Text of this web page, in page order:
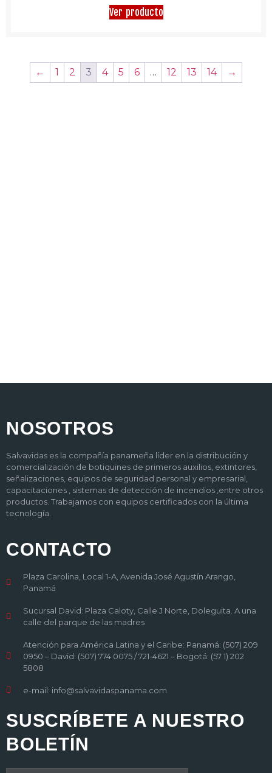
Ver producto
← 1 2 3 4 5 6 … 12 13 14 →
NOSOTROS
Salvavidas es la compañía panameña líder en la distribución y
comercialización de botiquines de primeros auxilios, extintores,
señalizaciones, equipos de seguridad personal y empresarial,
capacitaciones , sistemas de detección de incendios ,entre otros
productos. Trabajamos con equipos certificados con la última
tecnología.
CONTACTO
Plaza Carolina, Local 1-A, Avenida José Agustín Arango,
Panamá
Sucursal David: Plaza Caloty, Calle J Norte, Doleguita. A una
calle del parque de las madres
Atención para América Latina y el Caribe: Panamá: (507) 209
0950 – David: (507) 774 0075 / 721-4621 – Bogotá: (57 1) 202
5808
e-mail: info@salvavidaspanama.com
SUSCRÍBETE A NUESTRO
BOLETÍN